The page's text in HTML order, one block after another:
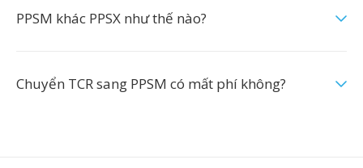
PPSM khác PPSX như thế nào?
Chuyển TCR sang PPSM có mất phí không?